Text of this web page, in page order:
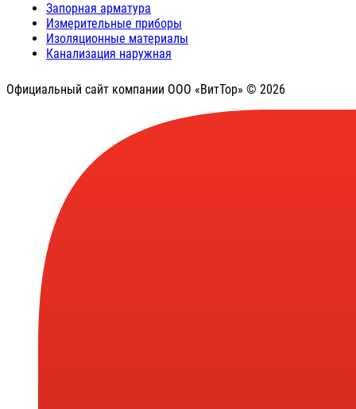
Запорная арматура
Измерительные приборы
Изоляционные материалы
Канализация наружная
Официальный сайт компании ООО «ВитТор» © 2026